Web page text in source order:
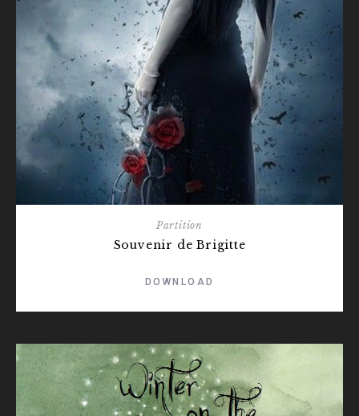
Partition
Souvenir de Brigitte
DOWNLOAD